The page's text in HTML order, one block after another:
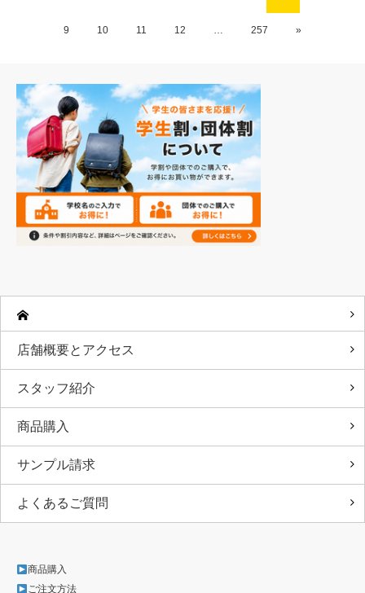
9 10 11 12 257 »
店舗概要とアクセス
スタッフ紹介
商品購入
サンプル請求
よくあるご質問
商品購入
ご注文方法